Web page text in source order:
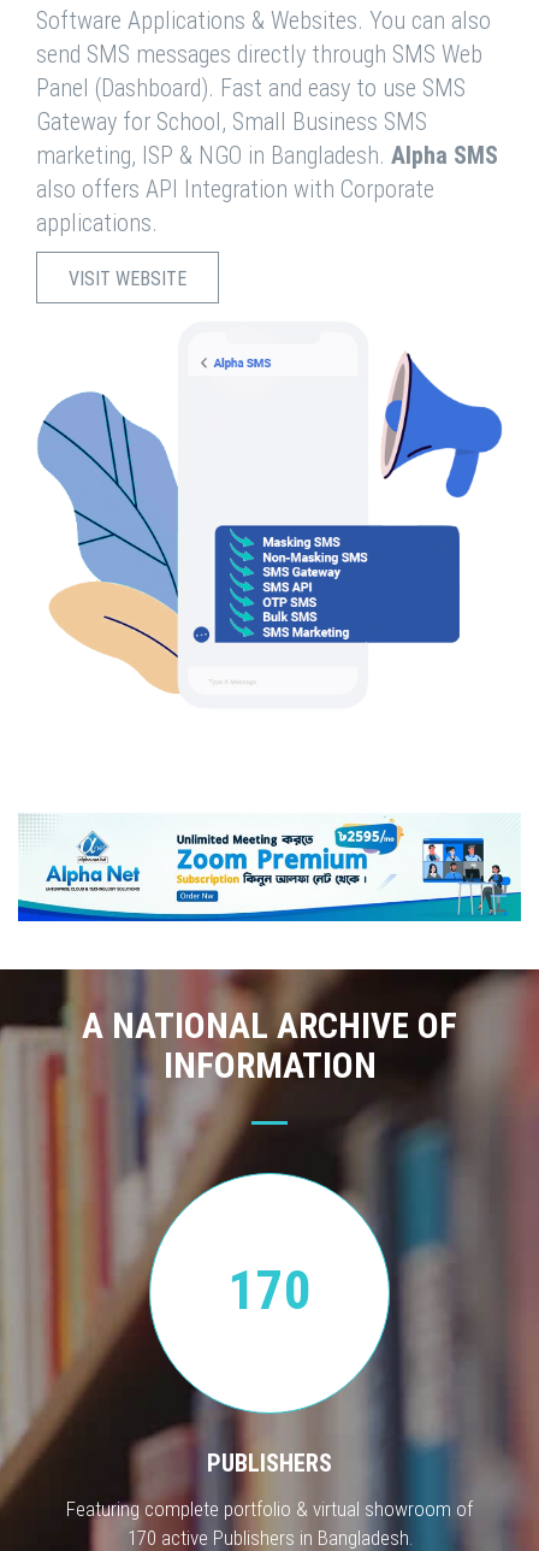
Software Applications & Websites. You can also
send SMS messages directly through SMS Web
Panel (Dashboard). Fast and easy to use SMS
Gateway for School, Small Business SMS
marketing, ISP & NGO in Bangladesh. Alpha SMS
also offers API Integration with Corporate
applications.
VISIT WEBSITE
A NATIONAL ARCHIVE OF
INFORMATION
170
PUBLISHERS
Featuring complete portfolio & virtual showroom of
170 active Publishers in Bangladesh.